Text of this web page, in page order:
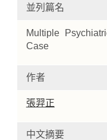
Home
並列篇名
Multiple
Case
作者
張羿正
中文摘要